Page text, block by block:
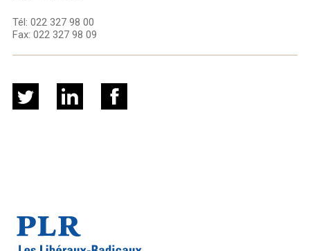
Tél: 022 327 98 00
Fax: 022 327 98 09